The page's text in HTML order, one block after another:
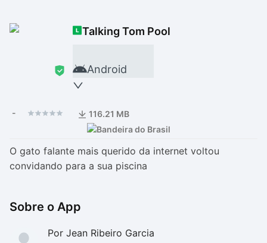
Talking Tom Pool
Android
- 116.21 MB
O gato falante mais querido da internet voltou
convidando para a sua piscina
Sobre o App
Por Jean Ribeiro Garcia